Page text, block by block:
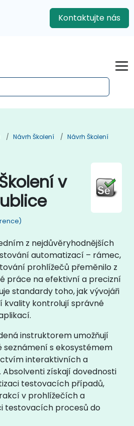
Kontaktujte nás
Návrh Školení
Návrh Školení
v
z nejdůvěryhodnějších
automatizací – rámec,
prohlížečů přeměnilo z
práce na efektivní a precizní
standardy toho, jak vývojáři
kvality kontrolují správné
instruktorem umožňují
s ekosystémem
interaktivních a
získají dovednosti
testovacích případů,
v prohlížečích a
testovacích procesů do